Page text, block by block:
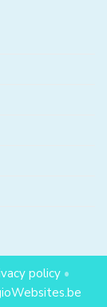
policy•